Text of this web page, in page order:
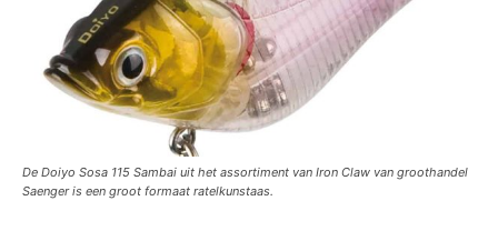
De Doiyo Sosa 115 Sambai uit het assortiment van Iron Claw van groothandel
Saenger is een groot formaat ratelkunstaas.